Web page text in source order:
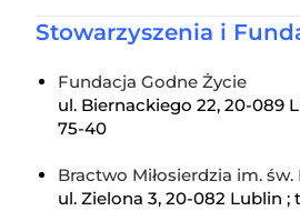
Stowarzyszenia i
Fundacja Godne Życie
ul. Biernackiego 22, 20-089
75-40
Bractwo Miłosierdzia im.
ul. Zielona 3, 20-082 Lublin ;